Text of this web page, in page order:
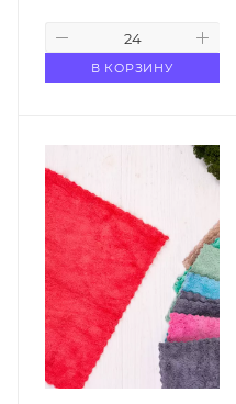
В КОРЗИНУ